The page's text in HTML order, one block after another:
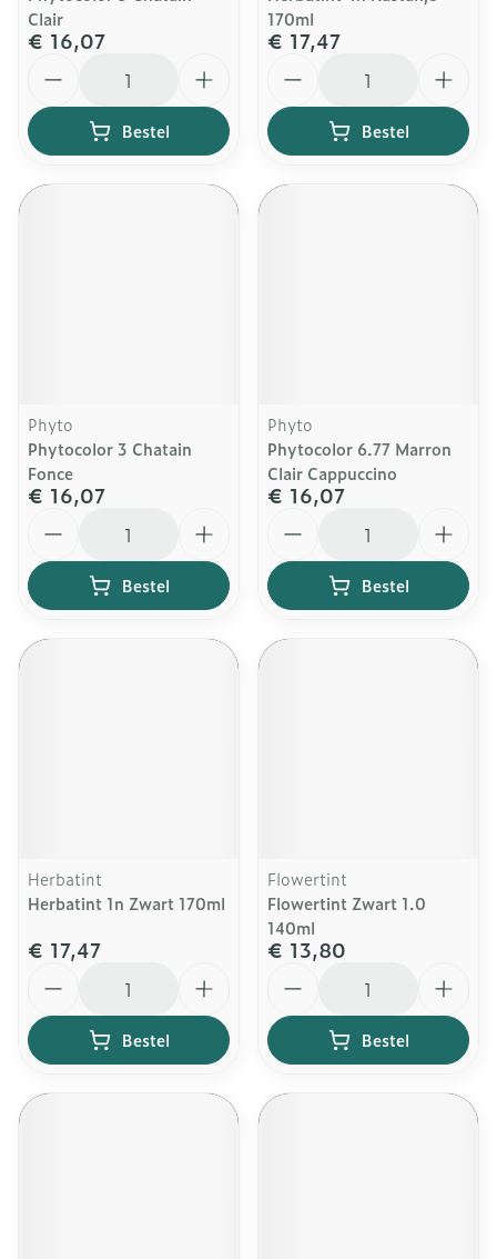
Clair
€ 16,07
Bestel
170ml
€ 17,47
Bestel
Phyto
Phytocolor 3 Chatain
Fonce
€ 16,07
Bestel
Phyto
Phytocolor 6.77 Marron
Clair Cappuccino
€ 16,07
Bestel
Herbatint
Herbatint 1n Zwart 170ml
€ 17,47
Bestel
Flowertint
Flowertint Zwart 1.0
140ml
€ 13,80
Bestel